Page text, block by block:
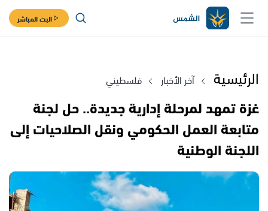
البث المباشر
الرئيسية آخر الأخبار فلسطيني
غزة تمهد لمرحلة إدارية جديدة.. حل لجنة
متابعة العمل الحكومي ونقل الصلاحيات إلى
اللجنة الوطنية